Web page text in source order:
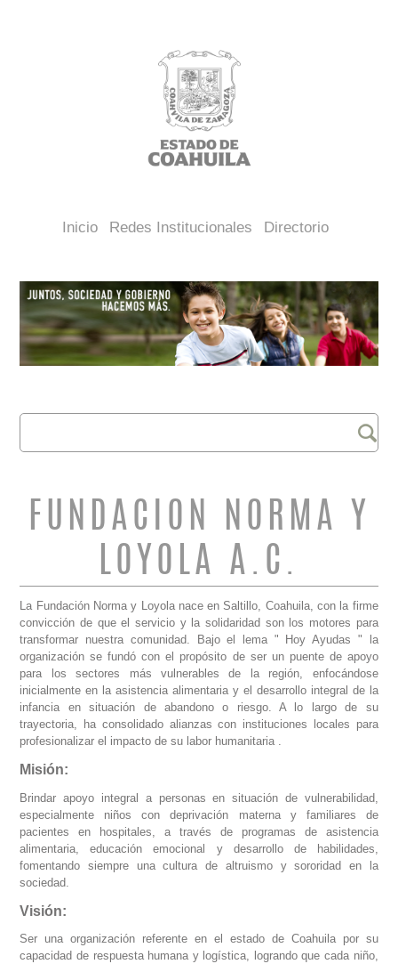
Inicio Redes Institucionales Directorio
FORMULARIO DE
BÚSQUEDA
Buscar
FUNDACION NORMA Y
LOYOLA A.C.
La Fundación Norma y Loyola nace en Saltillo, Coahuila, con la firme
convicción de que el servicio y la solidaridad son los motores para
transformar nuestra comunidad. Bajo el lema " Hoy Ayudas " la
organización se fundó con el propósito de ser un puente de apoyo
para los sectores más vulnerables de la región, enfocándose
inicialmente en la asistencia alimentaria y el desarrollo integral de la
infancia en situación de abandono o riesgo. A lo largo de su
trayectoria, ha consolidado alianzas con instituciones locales para
profesionalizar el impacto de su labor humanitaria .
Misión:
Brindar apoyo integral a personas en situación de vulnerabilidad,
especialmente niños con deprivación materna y familiares de
pacientes en hospitales, a través de programas de asistencia
alimentaria, educación emocional y desarrollo de habilidades,
fomentando siempre una cultura de altruismo y sororidad en la
sociedad.
Visión:
Ser una organización referente en el estado de Coahuila por su
capacidad de respuesta humana y logística, logrando que cada niño,